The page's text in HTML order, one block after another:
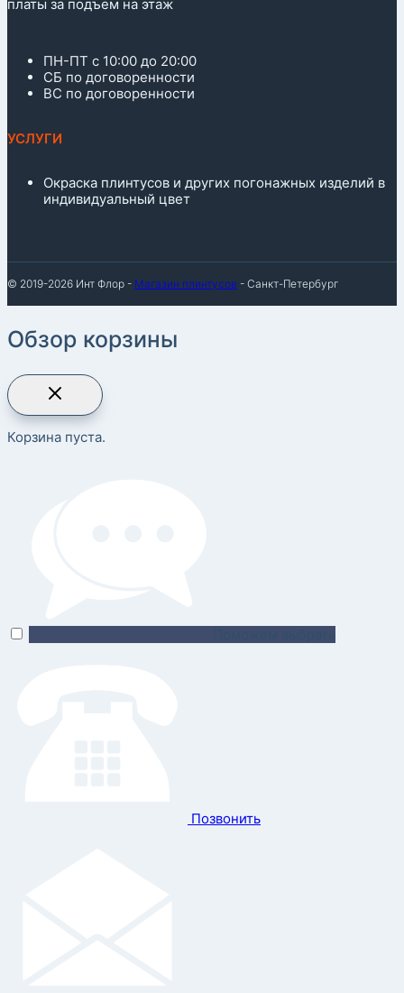
платы за подъем на этаж
ПН-ПТ с 10:00 до 20:00
СБ по договоренности
ВС по договоренности
УСЛУГИ
Окраска плинтусов и других погонажных изделий в
индивидуальный цвет
© 2019-2026 Инт Флор - Магазин плинтусов - Санкт-Петербург
Обзор корзины
Корзина пуста.
Позвонить